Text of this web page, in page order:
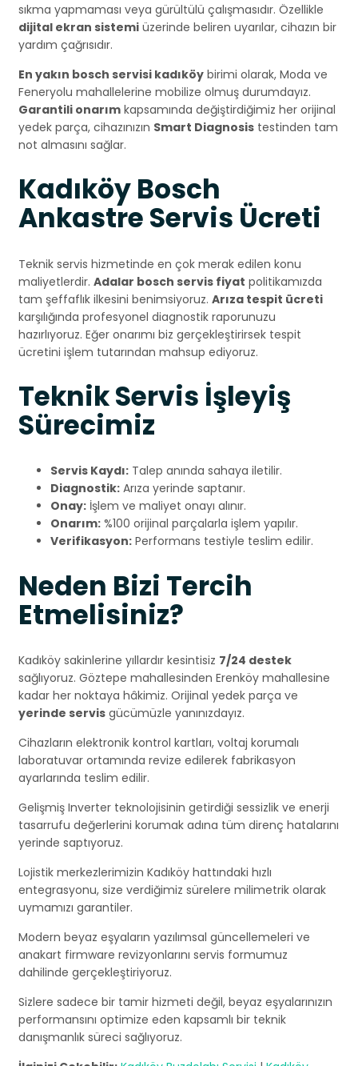
sıkma yapmaması veya gürültülü çalışmasıdır. Özellikle
dijital ekran sistemi üzerinde beliren uyarılar, cihazın bir
yardım çağrısıdır.
En yakın bosch servisi kadıköy birimi olarak, Moda ve
Feneryolu mahallelerine mobilize olmuş durumdayız.
Garantili onarım kapsamında değiştirdiğimiz her orijinal
yedek parça, cihazınızın Smart Diagnosis testinden tam
not almasını sağlar.
Kadıköy Bosch
Ankastre Servis Ücreti
Teknik servis hizmetinde en çok merak edilen konu
maliyetlerdir. Adalar bosch servis fiyat politikamızda
tam şeffaflık ilkesini benimsiyoruz. Arıza tespit ücreti
karşılığında profesyonel diagnostik raporunuzu
hazırlıyoruz. Eğer onarımı biz gerçekleştirirsek tespit
ücretini işlem tutarından mahsup ediyoruz.
Teknik Servis İşleyiş
Sürecimiz
Servis Kaydı: Talep anında sahaya iletilir.
Diagnostik: Arıza yerinde saptanır.
Onay: İşlem ve maliyet onayı alınır.
Onarım: %100 orijinal parçalarla işlem yapılır.
Verifikasyon: Performans testiyle teslim edilir.
Neden Bizi Tercih
Etmelisiniz?
Kadıköy sakinlerine yıllardır kesintisiz 7/24 destek
sağlıyoruz. Göztepe mahallesinden Erenköy mahallesine
kadar her noktaya hâkimiz. Orijinal yedek parça ve
yerinde servis gücümüzle yanınızdayız.
Cihazların elektronik kontrol kartları, voltaj korumalı
laboratuvar ortamında revize edilerek fabrikasyon
ayarlarında teslim edilir.
Gelişmiş Inverter teknolojisinin getirdiği sessizlik ve enerji
tasarrufu değerlerini korumak adına tüm direnç hatalarını
yerinde saptıyoruz.
Lojistik merkezlerimizin Kadıköy hattındaki hızlı
entegrasyonu, size verdiğimiz sürelere milimetrik olarak
uymamızı garantiler.
Modern beyaz eşyaların yazılımsal güncellemeleri ve
anakart firmware revizyonlarını servis formumuz
dahilinde gerçekleştiriyoruz.
Sizlere sadece bir tamir hizmeti değil, beyaz eşyalarınızın
performansını optimize eden kapsamlı bir teknik
danışmanlık süreci sağlıyoruz.